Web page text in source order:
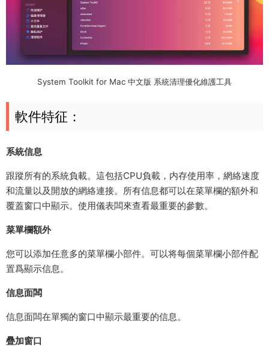
System Toolkit for Mac 中文版 系統清理優化維護工具
軟件特征：
系統信息
跟蹤所有的系統負載。這包括CPU負載，内存使用率，網絡速度
和流量以及開放的網絡連接。所有信息都可以在菜單欄的額外和
覆蓋窗口中顯示。使用儀表闆來查看最重要的參數。
菜單欄額外
您可以添加任意多的菜單欄小部件。可以将每個菜單欄小部件配
置爲顯示信息。
信息面闆
信息面闆在單獨的窗口中顯示最重要的信息。
疊加窗口